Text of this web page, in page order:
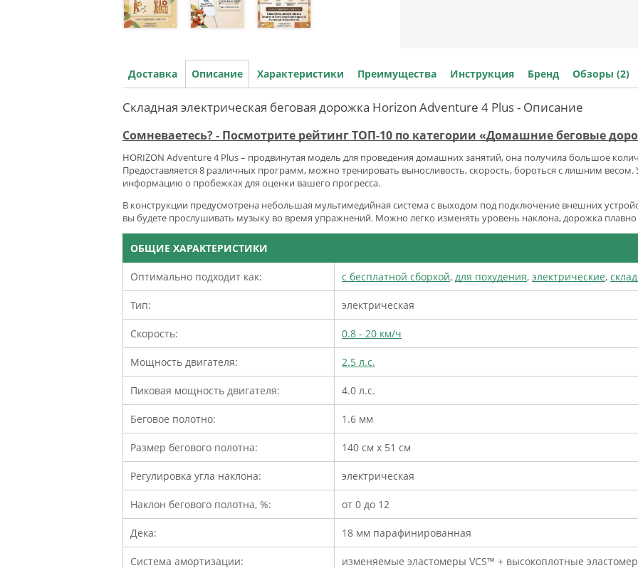
Доставка Описание Характеристики Преимущества Инструкция Бренд Обзоры (2)
Складная электрическая беговая дорожка Horizon Adventure 4 Plus - Описание
Сомневаетесь? - Посмотрите рейтинг ТОП-10 по категории «Домашние беговые
HORIZON Adventure 4 Plus – продвинутая модель для проведения домашних занятий, она получила большое
Предоставляется 8 различных программ, можно тренировать выносливость, скорость, бороться с лишним весом.
информацию о пробежках для оценки вашего прогресса.
В конструкции предусмотрена небольшая мультимедийная система с выходом под подключение внешних
вы будете прослушивать музыку во время упражнений. Можно легко изменять уровень наклона, дорожка плавно
ОБЩИЕ ХАРАКТЕРИСТИКИ
Оптимально подходит как: с бесплатной сборкой, для похудения, электрические,
Тип: электрическая
Скорость: 0.8 - 20 км/ч
Мощность двигателя: 2.5 л.с.
Пиковая мощность двигателя: 4.0 л.с.
Беговое полотно: 1.6 мм
Размер бегового полотна: 140 см х 51 см
Регулировка угла наклона: электрическая
Наклон бегового полотна, %: от 0 до 12
Дека: 18 мм парафинированная
Система амортизации: изменяемые эластомеры VCS™ + высокоплотные